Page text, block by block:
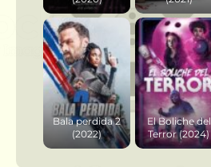
Bala perdida 2
(2022)
El Boliche del
Terror (2024)